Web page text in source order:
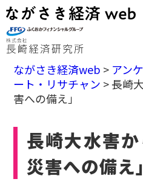
ながさき経済web > アン
ート・リサチャン >長崎
害への備え」
長崎大水害
災害への備え」